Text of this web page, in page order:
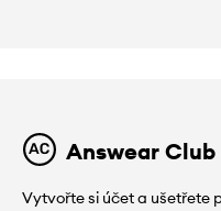
Answear Club
Vytvořte si účet a ušetřete